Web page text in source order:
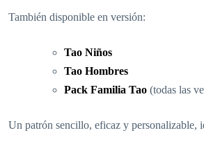
También disponible en versión:
Tao Niños
Tao Hombres
Pack Familia Tao (todas las
Un patrón sencillo, eficaz y personalizable,